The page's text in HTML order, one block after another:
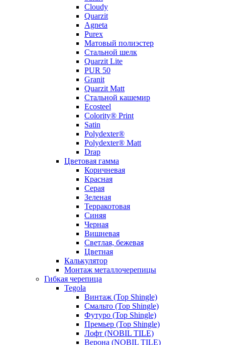
Cloudy
Quarzit
Agneta
Purex
Матовый полиэстер
Стальной шелк
Quarzit Lite
PUR 50
Granit
Quarzit Matt
Стальной кашемир
Ecosteel
Colority® Print
Satin
Polydexter®
Polydexter® Matt
Drap
Цветовая гамма
Коричневая
Красная
Серая
Зеленая
Терракотовая
Синяя
Черная
Вишневая
Светлая, бежевая
Цветная
Калькулятор
Монтаж металлочерепицы
Гибкая черепица
Tegola
Винтаж (Top Shingle)
Смальто (Top Shingle)
Футуро (Top Shingle)
Премьер (Top Shingle)
Лофт (NOBIL TILE)
Верона (NOBIL TILE)